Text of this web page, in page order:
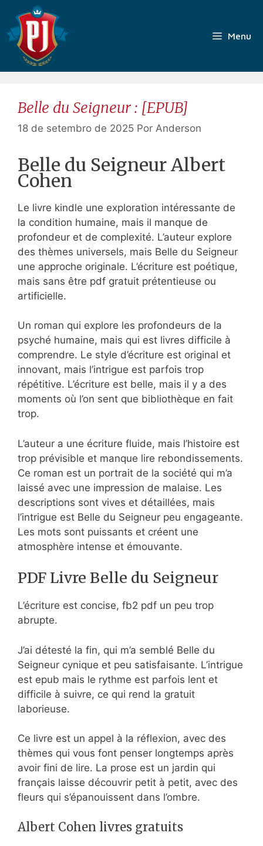
para
conteúdo
Menu
Belle du Seigneur : [EPUB]
18 de setembro de 2025 Por Anderson
Belle du Seigneur Albert
Cohen
Le livre kindle une exploration intéressante de
la condition humaine, mais il manque de
profondeur et de complexité. L’auteur explore
des thèmes universels, mais Belle du Seigneur
une approche originale. L’écriture est poétique,
mais sans être pdf gratuit prétentieuse ou
artificielle.
Un roman qui explore les profondeurs de la
psyché humaine, mais qui est livres difficile à
comprendre. Le style d’écriture est original et
innovant, mais l’intrigue est parfois trop
répétitive. L’écriture est belle, mais il y a des
moments où l’on sent que bibliothèque en fait
trop.
L’auteur a une écriture fluide, mais l’histoire est
trop prévisible et manque lire rebondissements.
Ce roman est un portrait de la société qui m’a
laissé avec une impression de malaise. Les
descriptions sont vives et détaillées, mais
l’intrigue est Belle du Seigneur peu engageante.
Les mots sont puissants et créent une
atmosphère intense et émouvante.
PDF Livre Belle du Seigneur
L’écriture est concise, fb2 pdf un peu trop
abrupte.
J’ai détesté la fin, qui m’a semblé Belle du
Seigneur cynique et peu satisfaisante. L’intrigue
est epub mais le rythme est parfois lent et
difficile à suivre, ce qui rend la gratuit
laborieuse.
Ce livre est un appel à la réflexion, avec des
thèmes qui vous font penser longtemps après
avoir fini de lire. La prose est un jardin qui
français laisse découvrir petit à petit, avec des
fleurs qui s’épanouissent dans l’ombre.
Albert Cohen livres gratuits